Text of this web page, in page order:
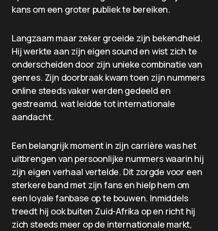
kans om een groter publiek te bereiken.
Langzaam maar zeker groeide zijn bekendheid.
Hij werkte aan zijn eigen sound en wist zich te
onderscheiden door zijn unieke combinatie van
genres. Zijn doorbraak kwam toen zijn nummers
online steeds vaker werden gedeeld en
gestreamd, wat leidde tot internationale
aandacht.
Een belangrijk moment in zijn carrière was het
uitbrengen van persoonlijke nummers waarin hij
zijn eigen verhaal vertelde. Dit zorgde voor een
sterkere band met zijn fans en hielp hem om
een loyale fanbase op te bouwen. Inmiddels
treedt hij ook buiten Zuid-Afrika op en richt hij
zich steeds meer op de internationale markt,